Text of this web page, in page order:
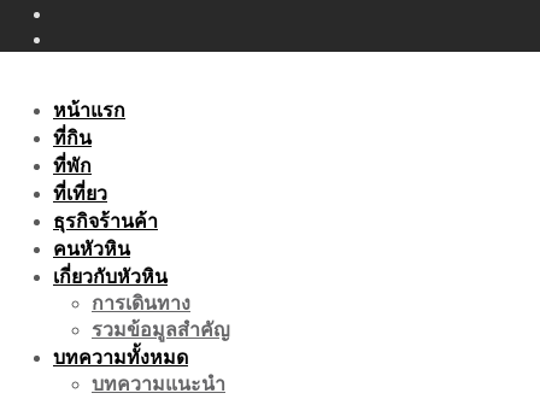
หน้าแรก
ที่กิน
ที่พัก
ที่เที่ยว
ธุรกิจร้านค้า
คนหัวหิน
เกี่ยวกับหัวหิน
การเดินทาง
รวมข้อมูลสำคัญ
บทความทั้งหมด
บทความแนะนำ